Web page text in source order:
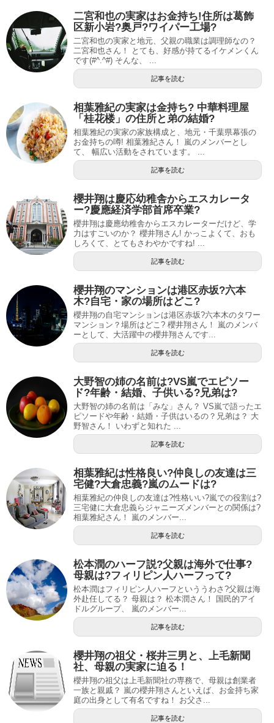
二宮和也の実家はお金持ち!住所は葛飾
区新小岩?奥戸?ワイパー工場?
二宮和也の実家と地元、父親の職業は調理師なの？
二宮和也さん！ とても、好感が持てるイケメンくん
です(#^.^#) そんな、 ...
記事を読む
相葉雅紀の実家は金持ち? 中華料理屋
「桂花楼」の住所と弟の結婚?
相葉雅紀の実家の家族構成と、地元・千葉県幕張の
お金持ちの噂! 相葉雅紀さん！ 嵐のメンバーとし
て、 幅広い活動をされています。 ...
記事を読む
櫻井翔は慶応幼稚舎からエスカレータ
ー?慶應経済学部首席卒業?
櫻井翔は慶應幼稚舎からエスカレーターだけど、学
力はすごいのか？ 櫻井翔さん! かっこよくて、おも
しろくて、とてもさわやかですね! ...
記事を読む
櫻井翔のマンションは港区赤坂?六本
木?自宅・家の場所はどこ?
櫻井翔の自宅マンションは港区赤坂?六本木のタワー
マンション？場所はどこ? 櫻井翔さん！ 嵐のメンバ
ーとして、大活躍中の櫻井翔さんです...
記事を読む
大野智の姉の名前は?VS嵐でエピソー
ド?年齢・結婚、子供いる?兄弟は?
大野智の姉の名前は「みな」さん？ VS嵐で語ったエ
ピソードや年齢・結婚・子供はいるの？兄弟は？ 大
野智さん！ いわずと知れた ...
記事を読む
相葉雅紀は性格良い?仲良しの友達は三
宅健?大倉忠義?嵐のムードは?
相葉雅紀の仲良しの友達は?性格いい?嵐での役割は?
三宅健に大倉忠義らジャニーズメンバーとの関係は?
相葉雅紀さん！ 嵐のメンバー...
記事を読む
松本潤のハーフ説?父親は海外で仕事?
母親は?フィリピン人ハーフって?
松本潤はフィリピン人ハーフといううわさ?父親は海
外赴任してる？ 母親は？ 松本潤さん！ 国民的アイ
ドルグループ、 嵐のメンバー...
記事を読む
櫻井翔の祖父・桜井三男と、上毛新聞
社、母親の実家に迫る！
櫻井翔の祖父は上毛新聞社の専務で、母親は創業者
一族と親戚？ 嵐の櫻井翔さんといえば、お金持ち家
庭の出身として有名ですね！ お父さ...
記事を読む